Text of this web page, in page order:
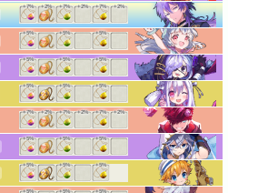
(c)HappyElements
(c)HappyElements
+7% +2% +7% +2% +7% +2%
(c)HappyElements
+5% +5% +5%
(c)HappyElements
+5% +5% +5%
(c)HappyElements
+5% +5% +5%
(c)HappyElements
+7% +2% +7% +2% +7% +2%
(c)HappyElements
+5% +5% +5%
+5% +5% +5%
+5% +5% +5%